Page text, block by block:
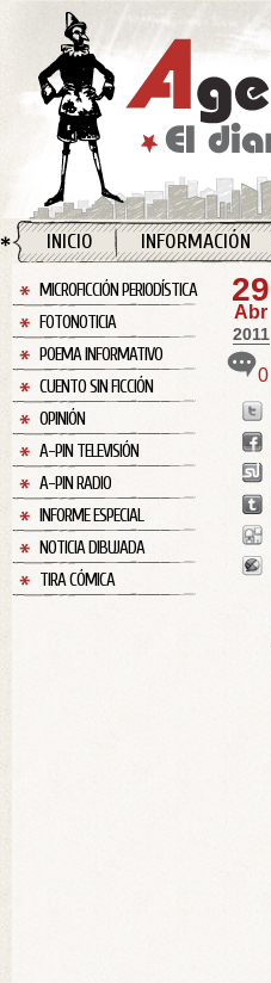
INICIO INFORMACIÓN
MICROFICCIÓN PERIODÍSTICA
FOTONOTICIA
POEMA INFORMATIVO
CUENTO SIN FICCIÓN
OPINIÓN
A-PIN TELEVISIÓN
A-PIN RADIO
INFORME ESPECIAL
NOTICIA DIBUJADA
TIRA CÓMICA
29
Abr
2011
0